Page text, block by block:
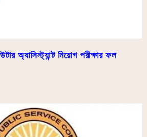
অ্যাসিস্ট্যান্ট নিয়োগ পরীক্ষার ফল